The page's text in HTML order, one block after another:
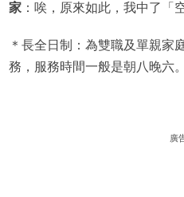
家：唉，原來如此，我中了「
＊長全日制：為雙職及單親家
務，服務時間一般是朝八晚六。
廣